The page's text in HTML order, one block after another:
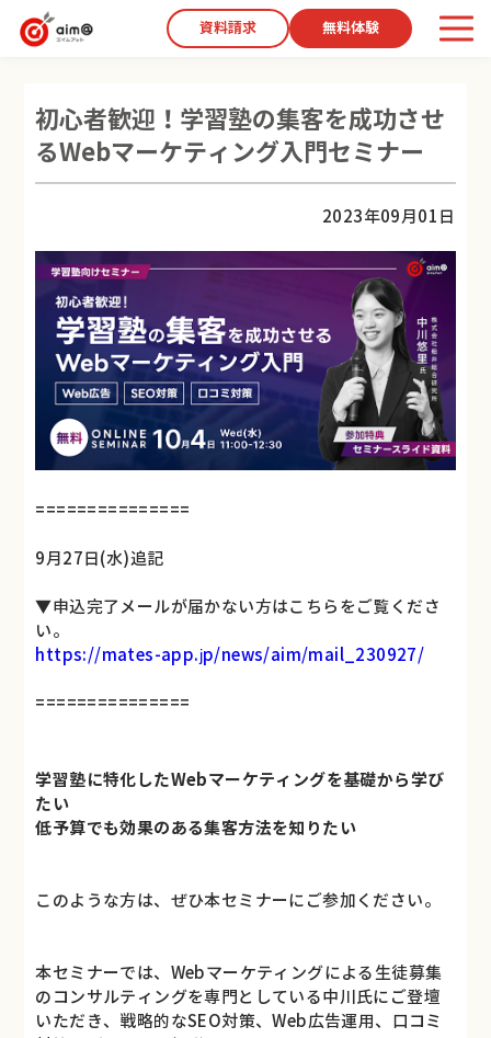
資料請求 無料体験
初心者歓迎！学習塾の集客を成功させ
るWebマーケティング入門セミナー
2023年09月01日
===============
9月27日(水)追記
▼申込完了メールが届かない方はこちらをご覧くださ
い。
https://mates-app.jp/news/aim/mail_230927/
===============
学習塾に特化したWebマーケティングを基礎から学び
たい
低予算でも効果のある集客方法を知りたい
このような方は、ぜひ本セミナーにご参加ください。
本セミナーでは、Webマーケティングによる生徒募集
のコンサルティングを専門としている中川氏にご登壇
いただき、戦略的なSEO対策、Web広告運用、口コミ